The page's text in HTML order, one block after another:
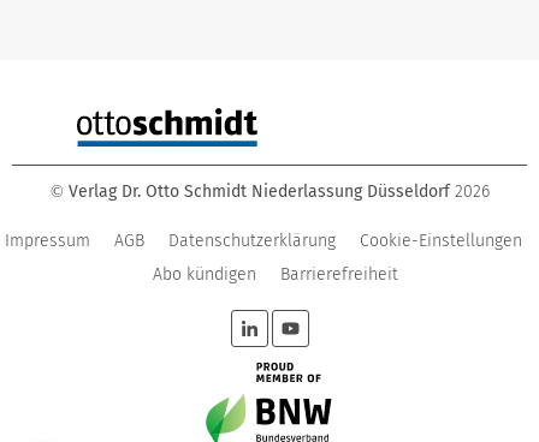
© Verlag Dr. Otto Schmidt Niederlassung Düsseldorf 2026
Impressum AGB Datenschutzerklärung
Cookie-Einstellungen
Abo kündigen
Barrierefreiheit